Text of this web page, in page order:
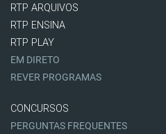
RTP ARQUIVOS
RTP ENSINA
RTP PLAY
EM DIRETO
REVER PROGRAMAS
CONCURSOS
PERGUNTAS FREQUENTES